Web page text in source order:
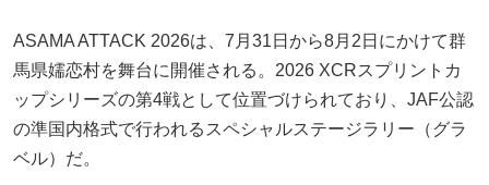
ASAMA ATTACK 2026は、7月31日から8月2日にかけて群
馬県嬬恋村を舞台に開催される。2026 XCRスプリントカ
ップシリーズの第4戦として位置づけられており、JAF公認
の準国内格式で行われるスペシャルステージラリー（グラ
ベル）だ。